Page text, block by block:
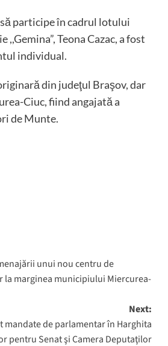
participe în cadrul lotului
Teona Cazac, a fost
individual.
din judeţul Braşov, dar
Ciuc, fiind angajată a
de Munte.
unui nou centru de
la marginea municipiului Miercurea-
Next:
mandate de parlamentar în Harghita
pentru Senat şi Camera Deputaţilor